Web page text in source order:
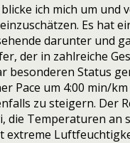
ich mich um und
Es hat
darunter und
der in zahlreiche
besonderen Status
Pace um 4:00 min/
zu steigern. Der
die Temperaturen an
extreme